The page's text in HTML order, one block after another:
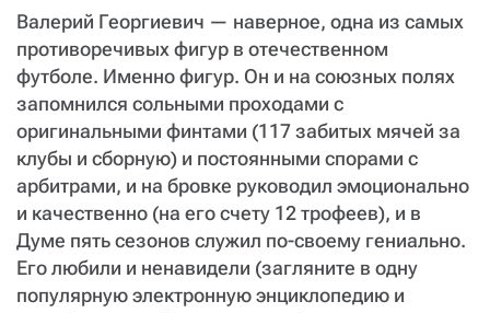
Валерий Георгиевич — наверное, одна из самых
противоречивых фигур в отечественном
футболе. Именно фигур. Он и на союзных полях
запомнился сольными проходами с
оригинальными финтами (117 забитых мячей за
клубы и сборную) и постоянными спорами с
арбитрами, и на бровке руководил эмоционально
и качественно (на его счету 12 трофеев), и в
Думе пять сезонов служил по-своему гениально.
Его любили и ненавидели (загляните в одну
популярную электронную энциклопедию и
я принимаю условия и подтверждаю свое гражданство РФ
СТАТЬ СОУЧАСТНИКОМ
ПОДЕЛИТЬСЯ С ДРУЗЬЯМИ
Если у вас есть вопросы, пишите donate@novayagazeta.ru
звоните:
+7 (929) 612-03-68